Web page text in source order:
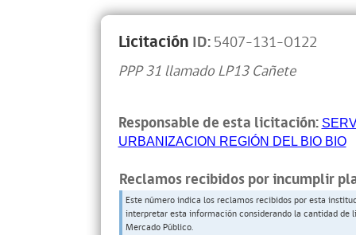
Licitación ID:5407-131-O122
PPP 31 llamado LP13 Cañete
Responsable de esta licitación:
URBANIZACION REGIÓN DEL BIO BIO
Reclamos recibidos por incumplir
Este número indica los reclamos recibidos por esta
interpretar esta información considerando la cantidad
Mercado Público.